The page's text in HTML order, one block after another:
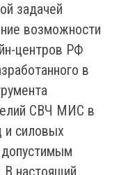
задачей
возможности
центров РФ
в
СВЧ МИС в
и силовых
В настоящий